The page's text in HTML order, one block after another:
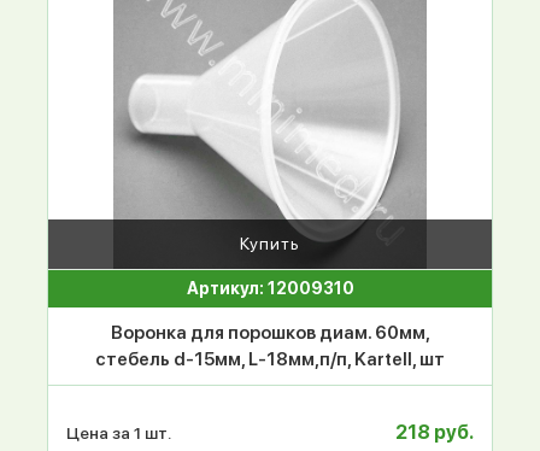
Купить
Артикул: 12009310
Воронка для порошков диам. 60мм,
стебель d-15мм, L-18мм,п/п, Kartell, шт
Цена за 1 шт. 218 руб.